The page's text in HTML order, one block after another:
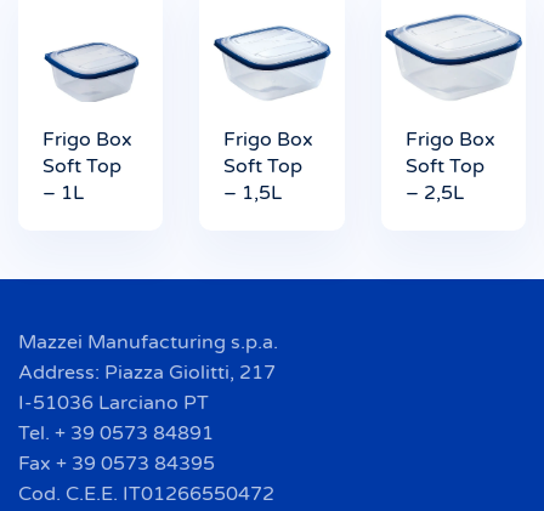
Frigo Box
Soft Top
– 1L
Frigo Box
Soft Top
– 1,5L
Frigo Box
Soft Top
– 2,5L
Mazzei Manufacturing s.p.a.
Address: Piazza Giolitti, 217
I-51036 Larciano PT
Tel. + 39 0573 84891
Fax + 39 0573 84395
Cod. C.E.E. IT01266550472